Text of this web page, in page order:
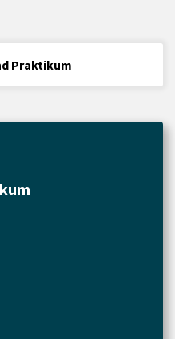
Praktikum